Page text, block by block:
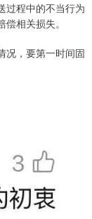
过程中的不当行为
相关损失。
况，要第一时间固